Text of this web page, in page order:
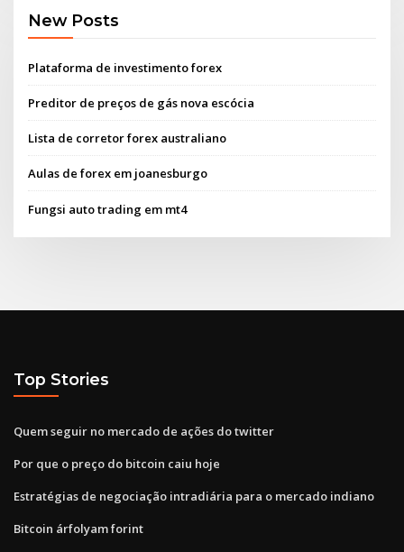
New Posts
Plataforma de investimento forex
Preditor de preços de gás nova escócia
Lista de corretor forex australiano
Aulas de forex em joanesburgo
Fungsi auto trading em mt4
Top Stories
Quem seguir no mercado de ações do twitter
Por que o preço do bitcoin caiu hoje
Estratégias de negociação intradiária para o mercado indiano
Bitcoin árfolyam forint